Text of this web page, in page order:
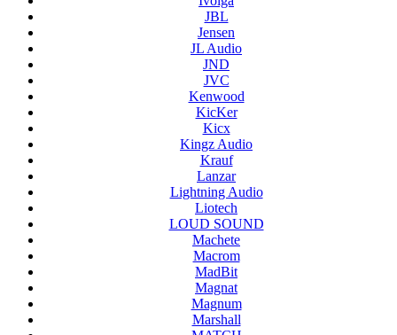
JBL
Jensen
JL Audio
JND
JVC
Kenwood
KicKer
Kicx
Kingz Audio
Krauf
Lanzar
Lightning Audio
Liotech
LOUD SOUND
Machete
Macrom
MadBit
Magnat
Magnum
Marshall